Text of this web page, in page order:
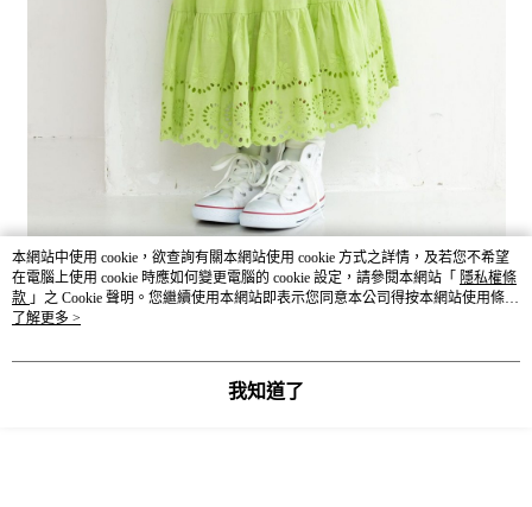
本網站中使用 cookie，欲查詢有關本網站使用 cookie 方式之詳情，及若您不希望
在電腦上使用 cookie 時應如何變更電腦的 cookie 設定，請參閱本網站「 隱私權條
款 」之 Cookie 聲明。您繼續使用本網站即表示您同意本公司得按本網站使用條款
之 Cookie 聲明使用 cookie。
了解更多 >
我知道了